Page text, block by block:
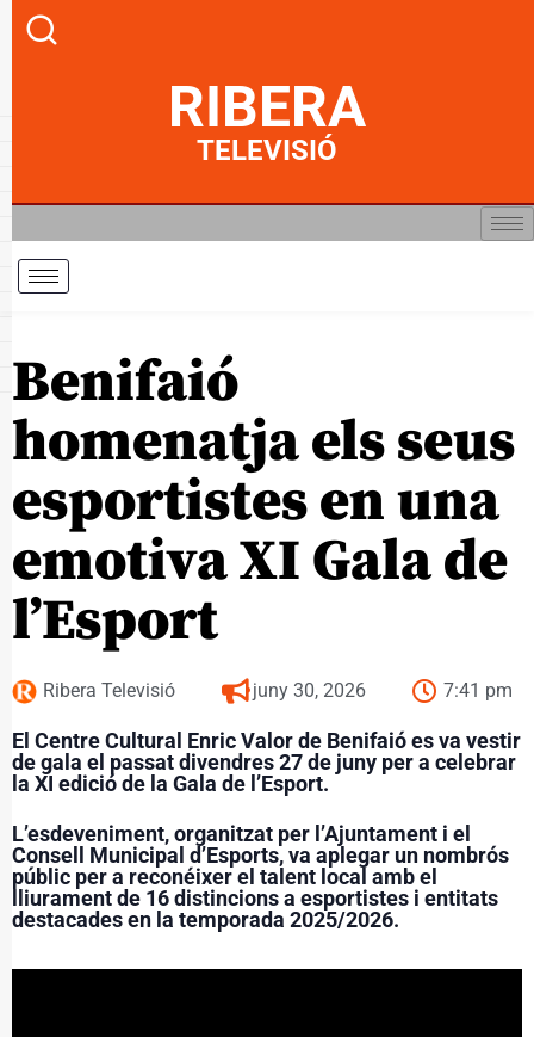
RIBERA
TELEVISIÓ
Benifaió
homenatja els seus
esportistes en una
emotiva XI Gala de
l’Esport
Ribera Televisió juny 30, 2026 7:41 pm
El Centre Cultural Enric Valor de Benifaió es va vestir
de gala el passat divendres 27 de juny per a celebrar
la XI edició de la Gala de l’Esport.
L’esdeveniment, organitzat per l’Ajuntament i el
Consell Municipal d’Esports, va aplegar un nombrós
públic per a reconéixer el talent local amb el
lliurament de 16 distincions a esportistes i entitats
destacades en la temporada 2025/2026.